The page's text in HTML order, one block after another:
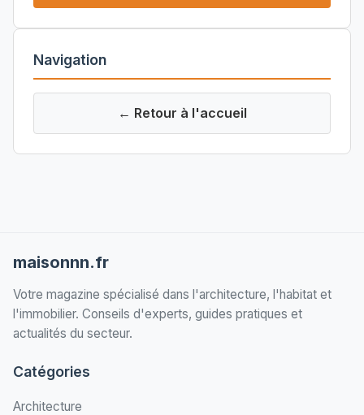
Navigation
← Retour à l'accueil
maisonnn.fr
Votre magazine spécialisé dans l'architecture, l'habitat et
l'immobilier. Conseils d'experts, guides pratiques et
actualités du secteur.
Catégories
Architecture